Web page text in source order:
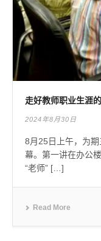
走好教师职业生涯
2024年8月30日
8月25日上午，为
幕。第一讲在办公
“老师” […]
Read More